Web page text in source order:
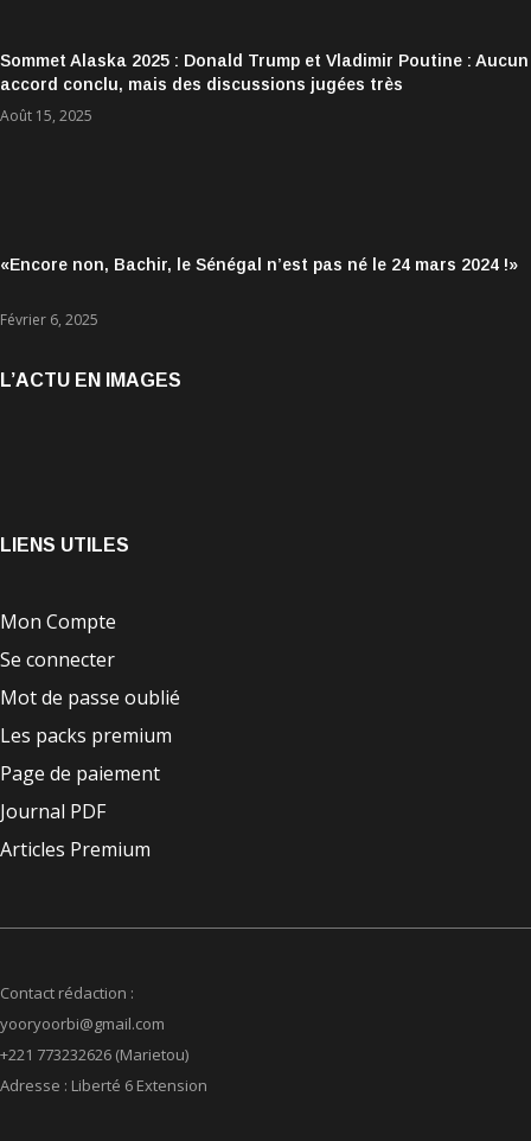
Sommet Alaska 2025 : Donald Trump et Vladimir Poutine : Aucun
accord conclu, mais des discussions jugées très
encourageantes
Août 15, 2025
«Encore non, Bachir, le Sénégal n’est pas né le 24 mars 2024 !»
Février 6, 2025
L’ACTU EN IMAGES
LIENS UTILES
Mon Compte
Se connecter
Mot de passe oublié
Les packs premium
Page de paiement
Journal PDF
Articles Premium
Contact rédaction :
yooryoorbi@gmail.com
+221 773232626 (Marietou)
Adresse : Liberté 6 Extension